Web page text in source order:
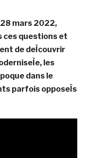
mars 2022,
ces questions et
de deÌcouvrir
les
dans le
parfois opposeÌs